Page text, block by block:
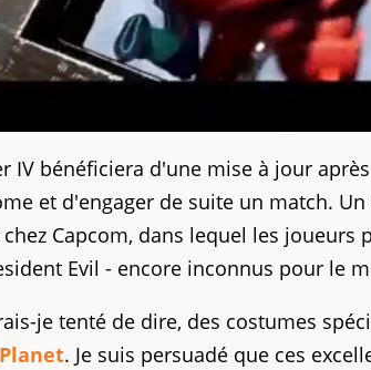
IV bénéficiera d'une mise à jour
et d'engager de suite un match.
Capcom, dans lequel les
Evil - encore inconnus pour le
je tenté de dire, des costumes
. Je suis persuadé que ces